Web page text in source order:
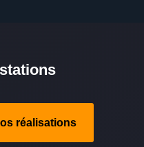
réalisations